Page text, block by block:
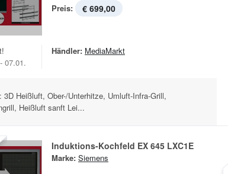
Preis: € 699,00
07.01.
Händler: MediaMarkt
3D Heißluft, Ober-/Unterhitze, Umluft-Infra-Grill,
Heißluft sanft Lei...
Induktions-Kochfeld EX 645 LXC1E
Marke: Siemens